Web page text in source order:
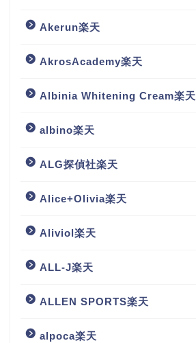
Akerun楽天
AkrosAcademy楽天
Albinia Whitening Cream楽天
albino楽天
ALG探偵社楽天
Alice+Olivia楽天
Aliviol楽天
ALL-J楽天
ALLEN SPORTS楽天
alpoca楽天